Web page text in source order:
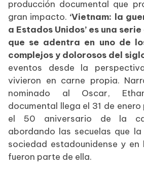
producción documental que
gran impacto. ‘Vietnam: la
a Estados Unidos’ es una
que se adentra en uno de
complejos y dolorosos del
eventos desde la
vivieron en carne propia.
nominado al Oscar,
documental llega el 31 de
el 50 aniversario de la
abordando las secuelas que
sociedad estadounidense y en
fueron parte de ella.